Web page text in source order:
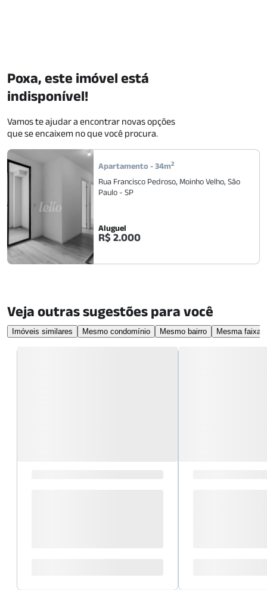
Apartamento -34m2
Rua Francisco Pedroso, Moinho Velho, São
Paulo - SP
Aluguel
R$ 2.000
Poxa, este imóvel está
indisponível!
Vamos te ajudar a encontrar novas opções
que se encaixem no que você procura.
Veja outras sugestões para você
Imóveis similares Mesmo condomínio Mesmo bairro Mesma faixa